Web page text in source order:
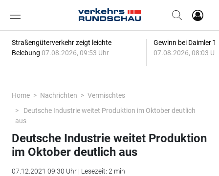
Straßengüterverkehr zeigt leichte
Belebung 07.08.2026, 09:53 Uhr
Gewinn bei Daimler
07.08.2026, 08:03
Home Nachrichten
Vermischtes
Deutsche Industrie weitet Produktion im Oktober deutlich
aus
Deutsche Industrie weitet Produktion
im Oktober deutlich aus
07.12.2021 09:30 Uhr | Lesezeit: 2 min